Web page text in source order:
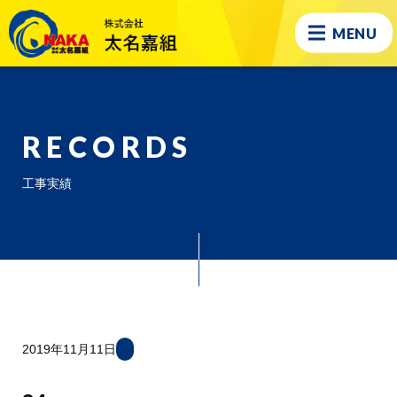
MENU
RECORDS
工事実績
2019年11月11日